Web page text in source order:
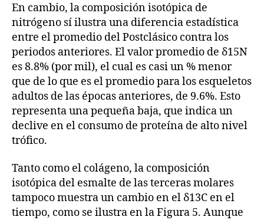
En cambio, la composición isotópica de
nitrógeno sí ilustra una diferencia estadística
entre el promedio del Postclásico contra los
periodos anteriores. El valor promedio de δ15N
es 8.8% (por mil), el cual es casi un % menor
que de lo que es el promedio para los esqueletos
adultos de las épocas anteriores, de 9.6%. Esto
representa una pequeña baja, que indica un
declive en el consumo de proteína de alto nivel
trófico.
Tanto como el colágeno, la composición
isotópica del esmalte de las terceras molares
tampoco muestra un cambio en el δ13C en el
tiempo, como se ilustra en la Figura 5. Aunque